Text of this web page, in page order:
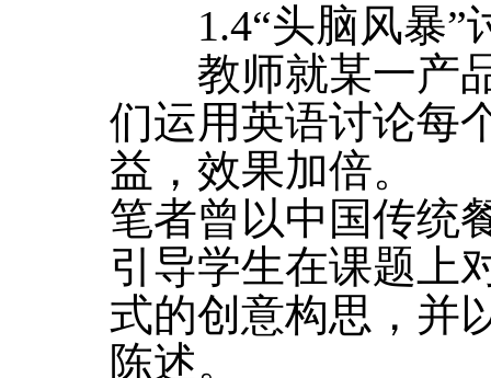
1.4“头脑风暴”
教师就某一产品
们运用英语讨论每
益，效果加倍。
笔者曾以中国传统
引导学生在课题上
式的创意构思，并
陈述。